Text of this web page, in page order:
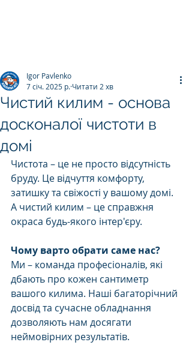
Чистий килим - основа
досконалої чистоти в
домі
Igor Pavlenko
7 січ. 2025 р. Читати 2 хв
Чистота – це не просто відсутність
бруду. Це відчуття комфорту,
затишку та свіжості у вашому домі.
А чистий килим – це справжня
окраса будь-якого інтер'єру.
Чому варто обрати саме нас?
Ми – команда професіоналів, які
дбають про кожен сантиметр
вашого килима. Наші багаторічний
досвід та сучасне обладнання
дозволяють нам досягати
неймовірних результатів.